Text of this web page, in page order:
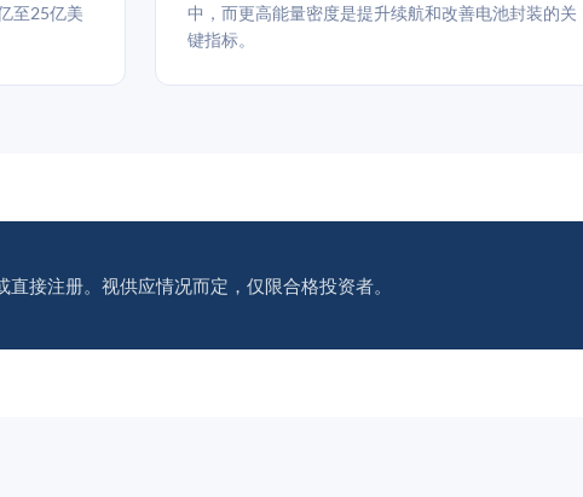
至25亿美
中，而更高能量密度是提升续航和改善电池封装的关
键指标。
直接注册。视供应情况而定，仅限合格投资者。